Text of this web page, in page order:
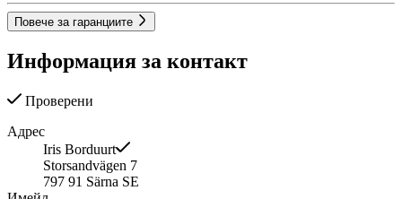
Повече за гаранциите
Информация за контакт
Проверени
Адрес
Iris Borduurt
Storsandvägen 7
797 91 Särna SE